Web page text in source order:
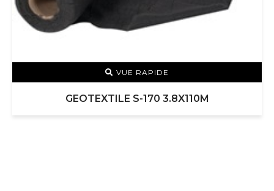
VUE RAPIDE
GEOTEXTILE S-170 3.8X110M